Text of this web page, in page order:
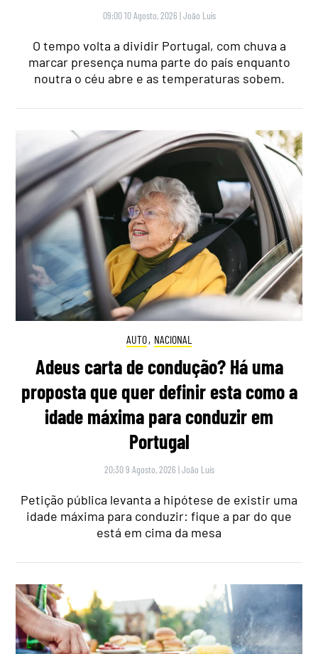
09:00 10 Agosto, 2026 |João Luís
O tempo volta a dividir Portugal, com chuva a
marcar presença numa parte do país enquanto
noutra o céu abre e as temperaturas sobem.
AUTO, NACIONAL
Adeus carta de condução? Há uma
proposta que quer definir esta como a
idade máxima para conduzir em
Portugal
20:30 9 Agosto, 2026 |João Luís
Petição pública levanta a hipótese de existir uma
idade máxima para conduzir: fique a par do que
está em cima da mesa